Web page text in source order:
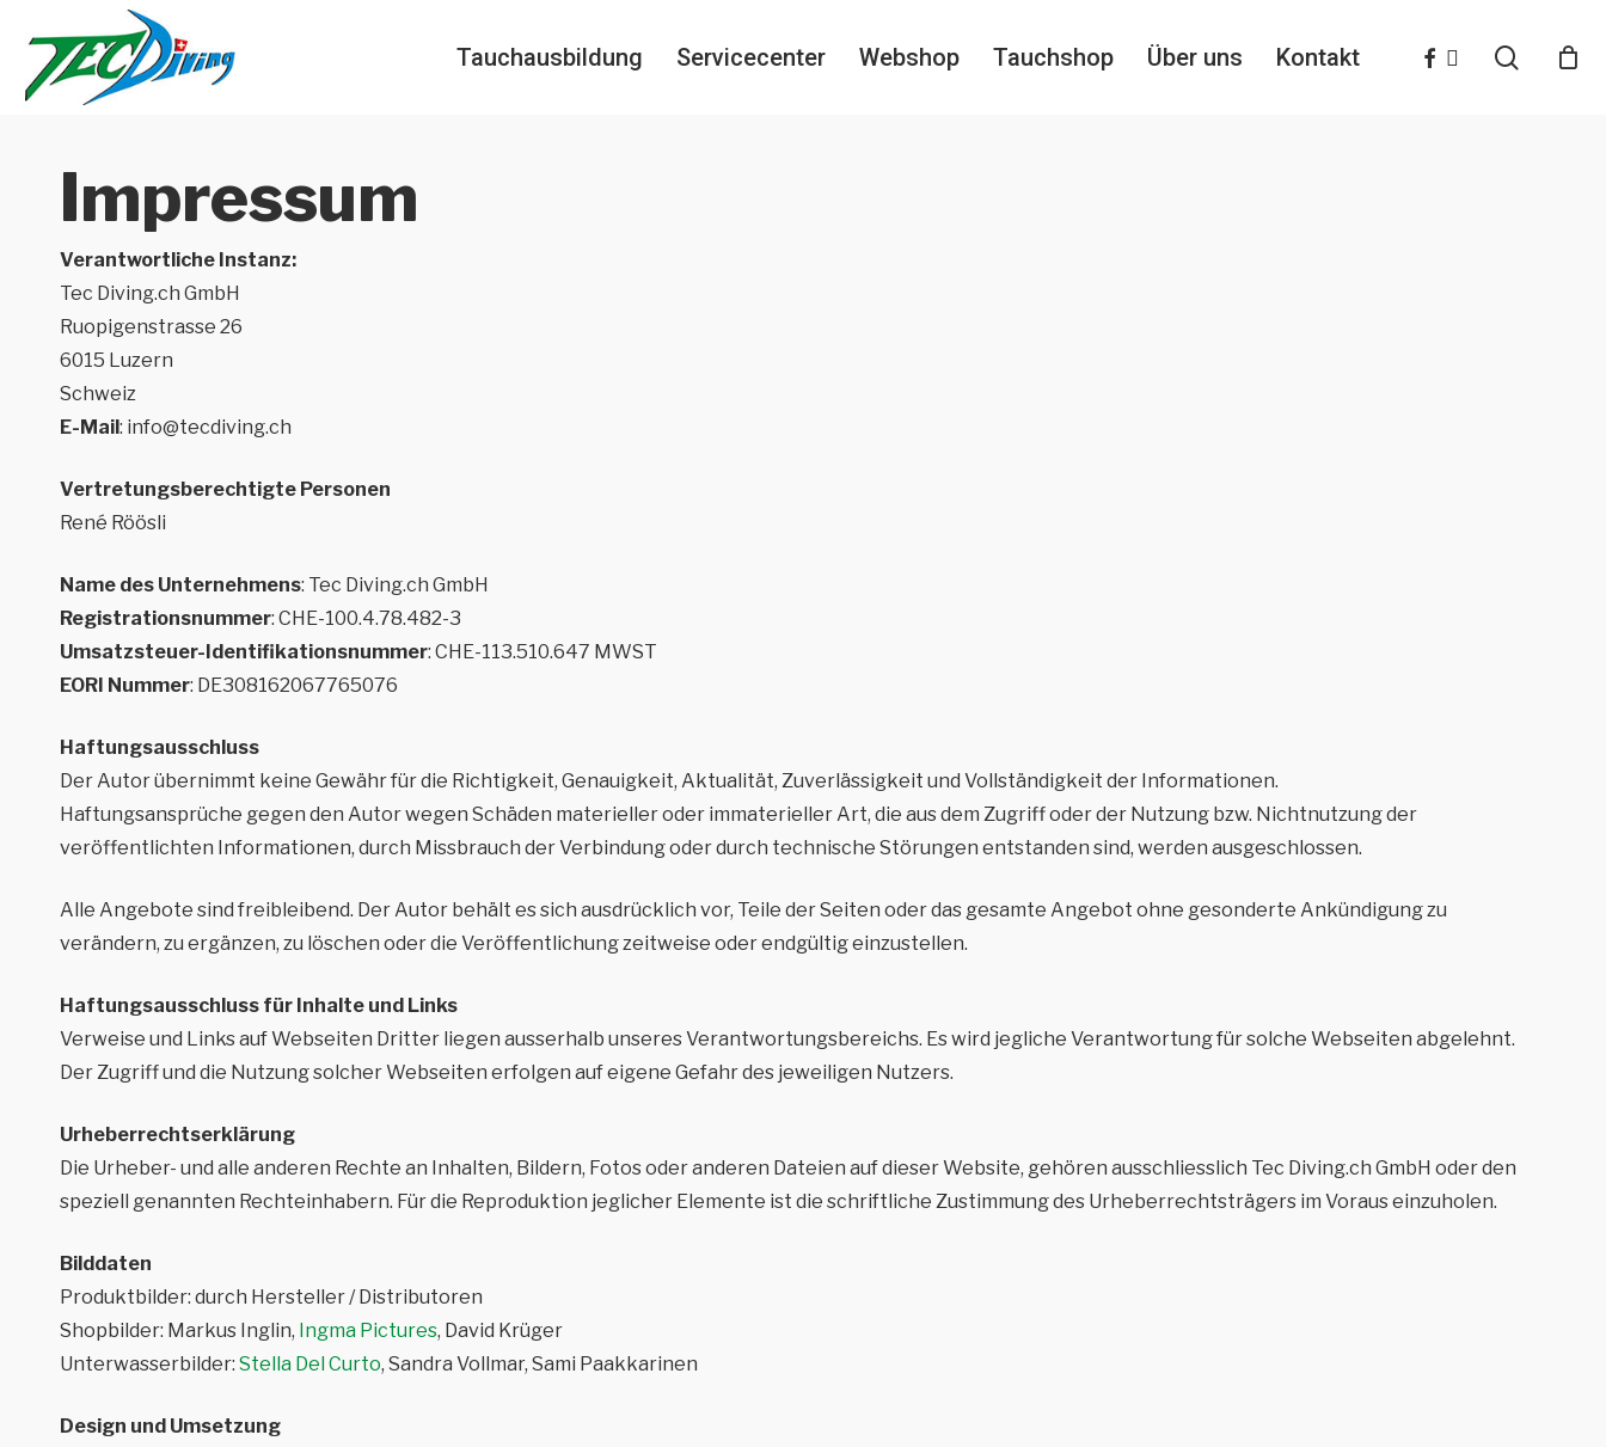
main
Tauchausbildung Servicecenter Webshop Tauchshop Über uns Kontakt facebook
instagramsearch
Impressum
Verantwortliche Instanz:
Tec Diving.ch GmbH
Ruopigenstrasse 26
6015 Luzern
Schweiz
E-Mail: info@tecdiving.ch
Vertretungsberechtigte Personen
René Röösli
Name des Unternehmens: Tec Diving.ch GmbH
Registrationsnummer: CHE-100.4.78.482-3
Umsatzsteuer-Identifikationsnummer: CHE-113.510.647 MWST
EORI Nummer: DE308162067765076
Haftungsausschluss
Der Autor übernimmt keine Gewähr für die Richtigkeit, Genauigkeit, Aktualität, Zuverlässigkeit und Vollständigkeit der Informationen.
Haftungsansprüche gegen den Autor wegen Schäden materieller oder immaterieller Art, die aus dem Zugriff oder der Nutzung bzw. Nichtnutzung der
veröffentlichten Informationen, durch Missbrauch der Verbindung oder durch technische Störungen entstanden sind, werden ausgeschlossen.
Alle Angebote sind freibleibend. Der Autor behält es sich ausdrücklich vor, Teile der Seiten oder das gesamte Angebot ohne gesonderte Ankündigung zu
verändern, zu ergänzen, zu löschen oder die Veröffentlichung zeitweise oder endgültig einzustellen.
Haftungsausschluss für Inhalte und Links
Verweise und Links auf Webseiten Dritter liegen ausserhalb unseres Verantwortungsbereichs. Es wird jegliche Verantwortung für solche Webseiten abgelehnt.
Der Zugriff und die Nutzung solcher Webseiten erfolgen auf eigene Gefahr des jeweiligen Nutzers.
Urheberrechtserklärung
Die Urheber- und alle anderen Rechte an Inhalten, Bildern, Fotos oder anderen Dateien auf dieser Website, gehören ausschliesslich Tec Diving.ch GmbH oder den
speziell genannten Rechteinhabern. Für die Reproduktion jeglicher Elemente ist die schriftliche Zustimmung des Urheberrechtsträgers im Voraus einzuholen.
Bilddaten
Produktbilder: durch Hersteller / Distributoren
Shopbilder: Markus Inglin, Ingma Pictures, David Krüger
Unterwasserbilder:Stella Del Curto, Sandra Vollmar, Sami Paakkarinen
Design und Umsetzung